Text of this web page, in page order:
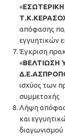
«
απόφασης
εγγυητικών
Έγκριση
«ΒΕΛΤΙΩΣΗ
ισχύος των
συμμετοχής
Λήψη
και
διαγωνισμού